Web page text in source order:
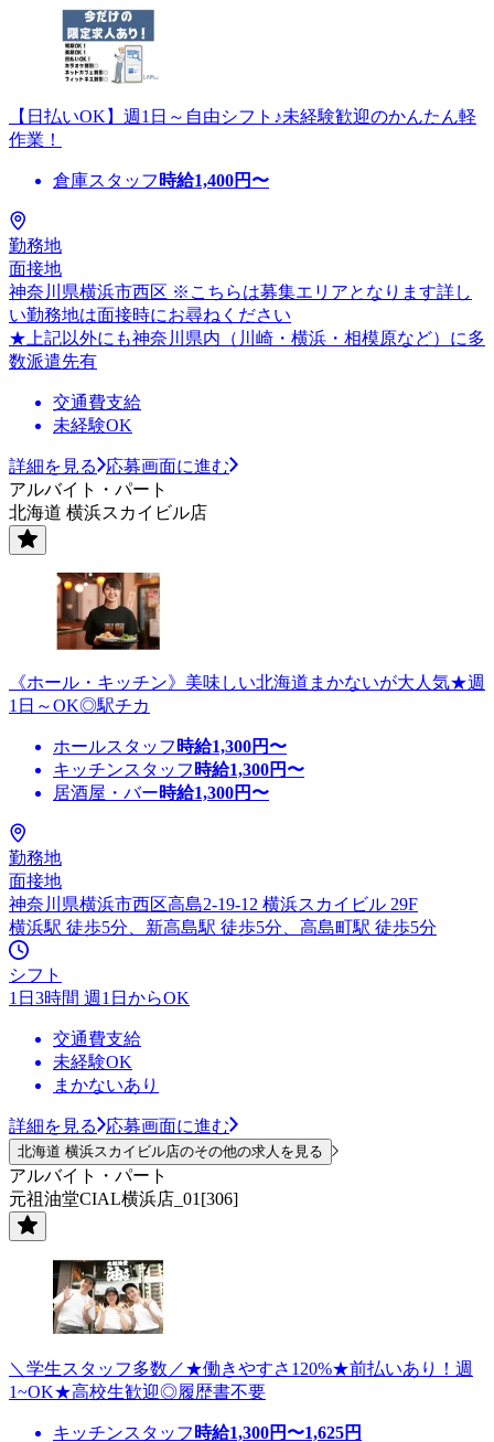
【日払いOK】週1日～自由シフト♪未経験歓迎のかんたん軽
作業！
倉庫スタッフ 時給1,400円〜
勤務地
面接地
神奈川県横浜市西区 ※こちらは募集エリアとなります詳し
い勤務地は面接時にお尋ねください
★上記以外にも神奈川県内（川崎・横浜・相模原など）に多
数派遣先有
交通費支給
未経験OK
詳細を見る
応募画面に進む
アルバイト・パート
北海道 横浜スカイビル店
《ホール・キッチン》美味しい北海道まかないが大人気★週
1日～OK◎駅チカ
ホールスタッフ 時給1,300円〜
キッチンスタッフ 時給1,300円〜
居酒屋・バー時給1,300円〜
勤務地
面接地
神奈川県横浜市西区高島2-19-12 横浜スカイビル 29F
横浜駅 徒歩5分、新高島駅 徒歩5分、高島町駅 徒歩5分
シフト
1日3時間 週1日からOK
交通費支給
未経験OK
まかないあり
詳細を見る 応募画面に進む
北海道 横浜スカイビル店のその他の求人を見る
アルバイト・パート
元祖油堂CIAL横浜店_01[306]
＼学生スタッフ多数／★働きやすさ120%★前払いあり！週
1~OK★高校生歓迎◎履歴書不要
キッチンスタッフ 時給1,300円〜1,625円